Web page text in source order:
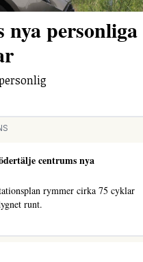
personliga
centrums nya
rymmer cirka 75 cyklar
runt.